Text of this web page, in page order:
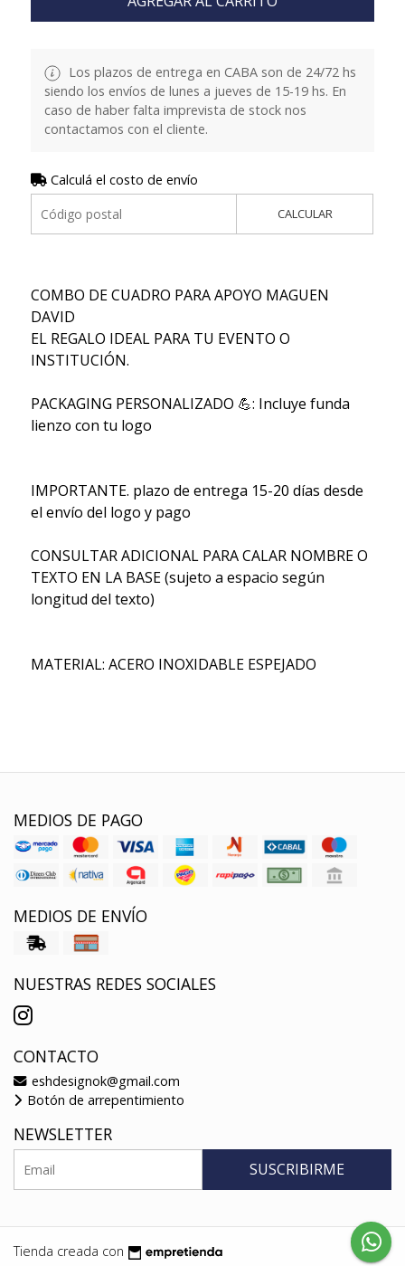
Los plazos de entrega en CABA son de 24/72 hs
siendo los envíos de lunes a jueves de 15-19 hs. En
caso de haber falta imprevista de stock nos
contactamos con el cliente.
Calculá el costo de envío
CALCULAR
COMBO DE CUADRO PARA APOYO MAGUEN
DAVID
EL REGALO IDEAL PARA TU EVENTO O
INSTITUCIÓN.
PACKAGING PERSONALIZADO 💪: Incluye funda
lienzo con tu logo
IMPORTANTE. plazo de entrega 15-20 días desde
el envío del logo y pago
CONSULTAR ADICIONAL PARA CALAR NOMBRE O
TEXTO EN LA BASE (sujeto a espacio según
longitud del texto)
MATERIAL: ACERO INOXIDABLE ESPEJADO
MEDIOS DE PAGO
MEDIOS DE ENVÍO
NUESTRAS REDES SOCIALES
CONTACTO
eshdesignok@gmail.com
Botón de arrepentimiento
NEWSLETTER
SUSCRIBIRME
Tienda creada con